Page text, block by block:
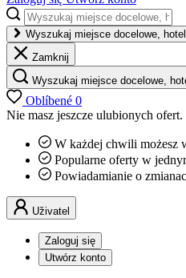
Wyszukaj miejsce docelowe,
Zamknij
Wyszukaj miejsce docelowe,
Oblíbené 0
Nie masz jeszcze ulubionych ofert.
W każdej chwili możesz
Popularne oferty w
Powiadamianie o
Uživatel
Zaloguj się
Utwórz konto